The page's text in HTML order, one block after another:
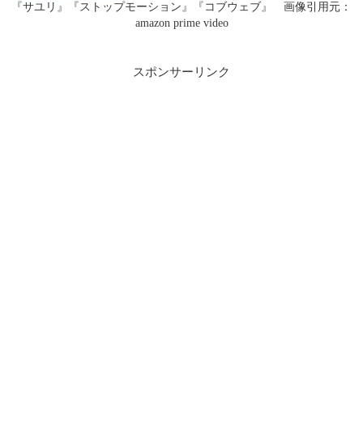
『サユリ』『ストップモーション』『コブウェブ』 画像引用元：
amazon prime video
スポンサーリンク